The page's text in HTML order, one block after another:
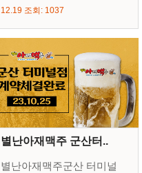
12.19 조회: 1037
별난아재맥주 군산터..
별난아재맥주군산 터미널